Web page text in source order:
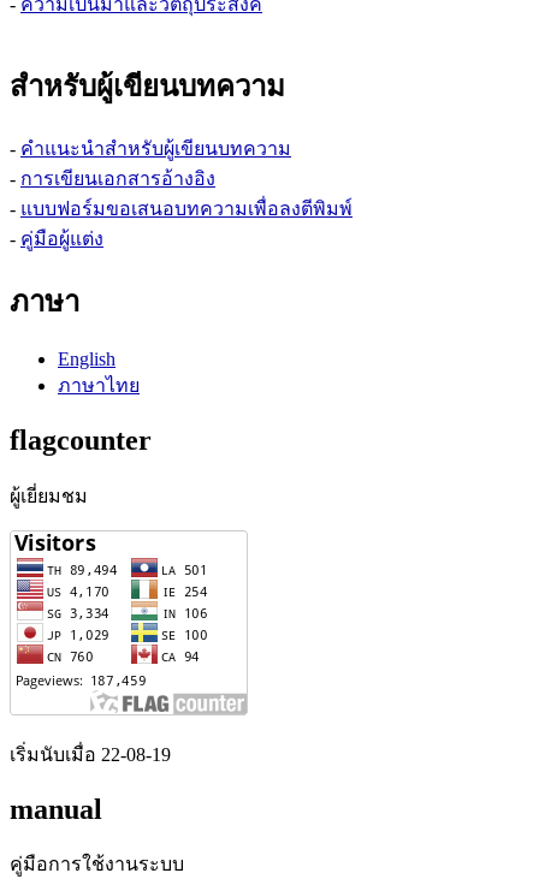
- ความเป็นมาและวัตถุประสงค์
สำหรับผู้เขียนบทความ
- คำแนะนำสำหรับผู้เขียนบทความ
- การเขียนเอกสารอ้างอิง
- แบบฟอร์มขอเสนอบทความเพื่อลงตีพิมพ์
- คู่มือผู้แต่ง
ภาษา
English
ภาษาไทย
flagcounter
ผู้เยี่ยมชม
เริ่มนับเมื่อ 22-08-19
manual
คู่มือการใช้งานระบบ